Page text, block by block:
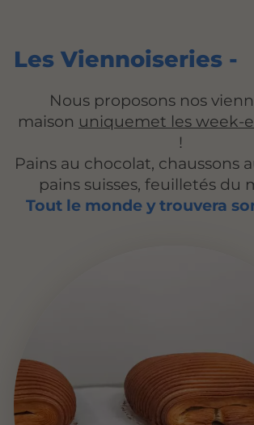
Les Viennoiseries -
Nous proposons nos
maison uniquemet les week-
!
Pains au chocolat, chaussons
pains suisses, feuilletés du
Tout le monde y trouvera